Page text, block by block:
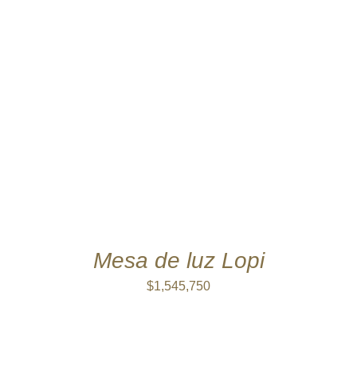
Mesa de luz Lopi
$1,545,750